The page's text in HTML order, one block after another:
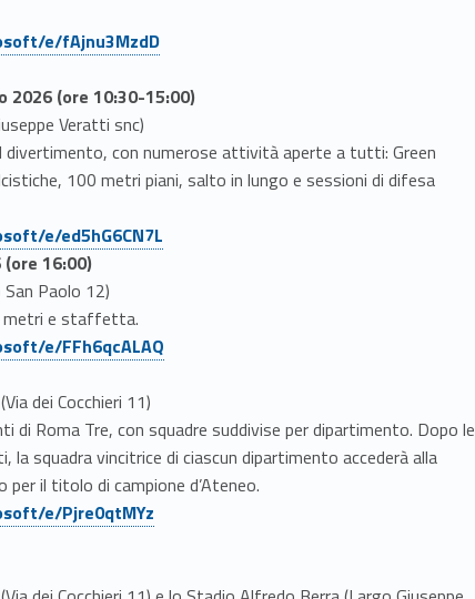
e/fAjnu3MzdD
2026 (ore 10:30-15:00)
Veratti snc)
divertimento, con numerose attività aperte a tutti: Green
100 metri piani, salto in lungo e sessioni di difesa
e/ed5hG6CN7L
16:00)
Paolo 12)
metri e staffetta.
e/FFh6qcALAQ
dei Cocchieri 11)
di Roma Tre, con squadre suddivise per dipartimento. Dopo le
la squadra vincitrice di ciascun dipartimento accederà alla
il titolo di campione d’Ateneo.
e/Pjre0qtMYz